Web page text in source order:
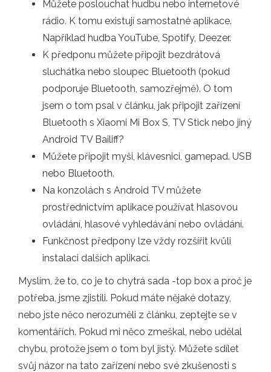
Můžete poslouchat hudbu nebo internetové
rádio. K tomu existují samostatné aplikace.
Například hudba YouTube, Spotify, Deezer.
K předponu můžete připojit bezdrátová
sluchátka nebo sloupec Bluetooth (pokud
podporuje Bluetooth, samozřejmě). O tom
jsem o tom psal v článku, jak připojit zařízení
Bluetooth s Xiaomi Mi Box S, TV Stick nebo jiný
Android TV Bailiff?
Můžete připojit myši, klávesnici, gamepad. USB
nebo Bluetooth.
Na konzolách s Android TV můžete
prostřednictvím aplikace používat hlasovou
ovládání, hlasové vyhledávání nebo ovládání.
Funkčnost předpony lze vždy rozšířit kvůli
instalaci dalších aplikací.
Myslím, že to, co je to chytrá sada -top box a proč je
potřeba, jsme zjistili. Pokud máte nějaké dotazy,
nebo jste něco nerozuměli z článku, zeptejte se v
komentářích. Pokud mi něco zmeškal, nebo udělal
chybu, protože jsem o tom byl jistý. Můžete sdílet
svůj názor na tato zařízení nebo své zkušenosti s